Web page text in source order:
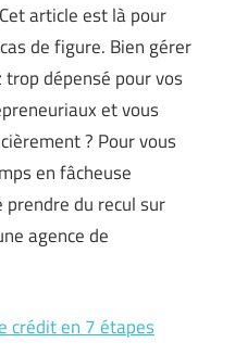
article est là pour
de figure. Bien gérer
dépensé pour vos
et vous
? Pour vous
en fâcheuse
du recul sur
agence de
crédit en 7 étapes